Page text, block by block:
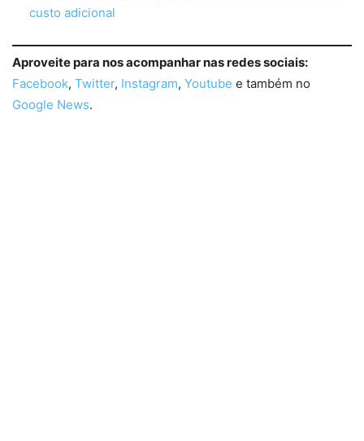
custo adicional
Aproveite para nos acompanhar nas redes sociais:
Facebook, Twitter, Instagram, Youtube e também no
Google News.